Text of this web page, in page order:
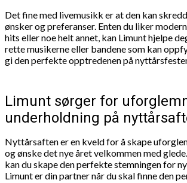
Det fine med livemusikk er at den kan
ønsker og preferanser. Enten du liker
hits eller noe helt annet, kan Limunt hjelpe
rette musikerne eller bandene som kan
gi den perfekte opptredenen på
Limunt sørger for
underholdning på
Nyttårsaften er en kveld for å skape
og ønske det nye året velkommen med
kan du skape den perfekte stemningen for
Limunt er din partner når du skal finne den